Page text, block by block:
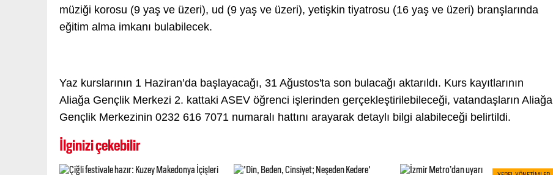
müziği korosu (9 yaş ve üzeri), ud (9 yaş ve üzeri), yetişkin tiyatrosu (16 yaş ve üzeri) branşlarında
eğitim alma imkanı bulabilecek.
Yaz kurslarının 1 Haziran’da başlayacağı, 31 Ağustos'ta son bulacağı aktarıldı. Kurs kayıtlarının
Aliağa Gençlik Merkezi 2. kattaki ASEV öğrenci işlerinden gerçekleştirilebileceği, vatandaşların Aliağa
Gençlik Merkezinin 0232 616 7071 numaralı hattını arayarak detaylı bilgi alabileceği belirtildi.
İlginizi çekebilir